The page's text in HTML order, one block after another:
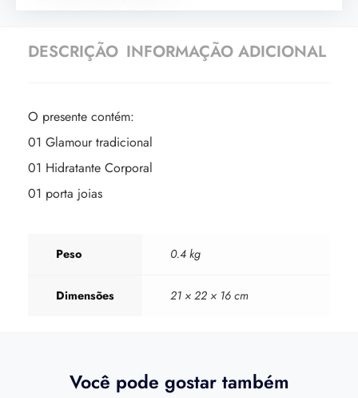
DESCRIÇÃO INFORMAÇÃO ADICIONAL
O presente contém:
01 Glamour tradicional
01 Hidratante Corporal
01 porta joias
Peso 0.4 kg
Dimensões 21 × 22 × 16 cm
Você pode gostar também